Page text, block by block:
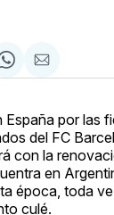
Share
on
Compartir
via
España por las
del FC
con la
en
época, toda
culé.